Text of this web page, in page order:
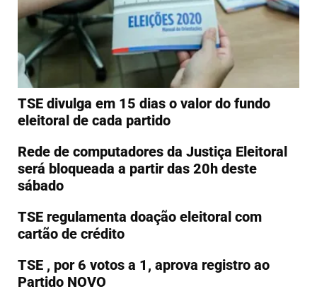
TSE divulga em 15 dias o valor do fundo
eleitoral de cada partido
Rede de computadores da Justiça Eleitoral
será bloqueada a partir das 20h deste
sábado
TSE regulamenta doação eleitoral com
cartão de crédito
TSE , por 6 votos a 1, aprova registro ao
Partido NOVO